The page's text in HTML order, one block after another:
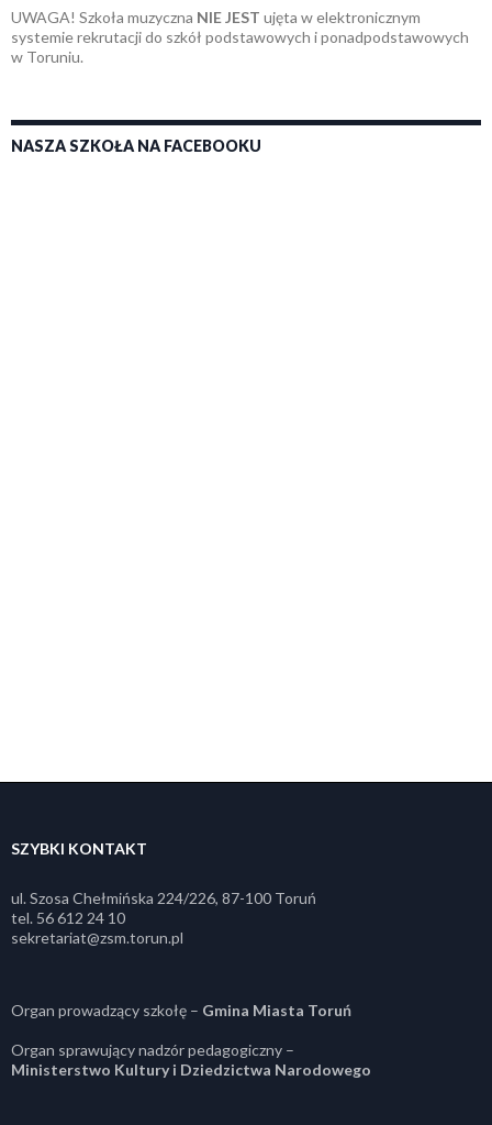
UWAGA! Szkoła muzyczna NIE JEST ujęta w elektronicznym
systemie rekrutacji do szkół podstawowych i ponadpodstawowych
w Toruniu.
NASZA SZKOŁA NA FACEBOOKU
SZYBKI KONTAKT
ul. Szosa Chełmińska 224/226, 87-100 Toruń
tel. 56 612 24 10
sekretariat@zsm.torun.pl
Organ prowadzący szkołę – Gmina Miasta Toruń
Organ sprawujący nadzór pedagogiczny –
Ministerstwo Kultury i Dziedzictwa Narodowego